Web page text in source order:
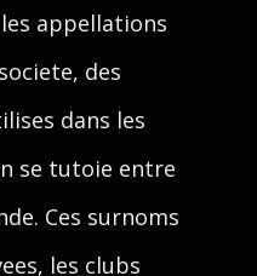
appellations
des
dans les
se tutoie entre
Ces surnoms
les clubs